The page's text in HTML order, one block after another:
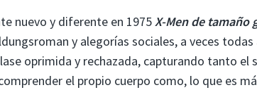
nuevo y diferente en 1975X-Men de tamaño
y alegorías sociales, a veces
oprimida y rechazada, capturando tanto el
el propio cuerpo como, lo que es